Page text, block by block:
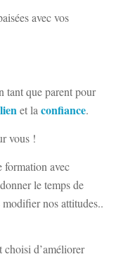
avec vos
tant que parent pour
lienet laconfiance.
vous !
avec
le temps de
nos attitudes..
choisi d’améliorer